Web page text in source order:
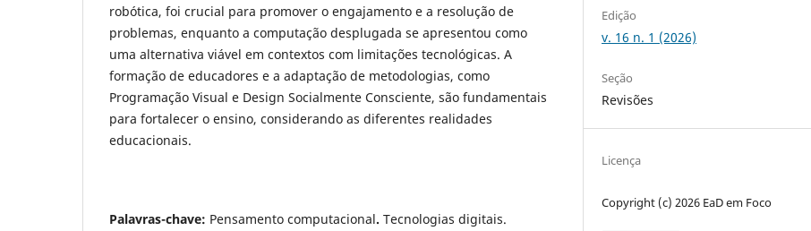
robótica, foi crucial para promover o engajamento e a resolução de
problemas, enquanto a computação desplugada se apresentou como
uma alternativa viável em contextos com limitações tecnológicas. A
formação de educadores e a adaptação de metodologias, como
Programação Visual e Design Socialmente Consciente, são fundamentais
para fortalecer o ensino, considerando as diferentes realidades
educacionais.
Palavras-chave: Pensamento computacional. Tecnologias digitais.
Edição
v. 16 n. 1 (2026)
Seção
Revisões
Licença
Copyright (c) 2026 EaD em Foco